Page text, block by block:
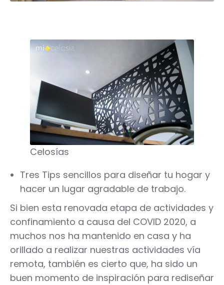
Celosías
Tres Tips sencillos para diseñar tu hogar y
hacer un lugar agradable de trabajo.
Si bien esta renovada etapa de actividades y
confinamiento a causa del COVID 2020, a
muchos nos ha mantenido en casa y ha
orillado a realizar nuestras actividades vía
remota, también es cierto que, ha sido un
buen momento de inspiración para rediseñar